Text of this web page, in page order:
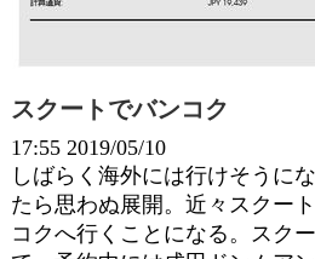
スクートでバンコク
17:55 2019/05/10
しばらく海外には行けそうに
たら思わぬ展開。近々スクー
コクへ行くことになる。スク